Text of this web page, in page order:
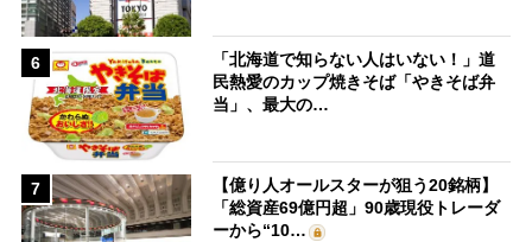
6
「北海道で知らない人はいない！」道
民熱愛のカップ焼きそば「やきそば弁
当」、最大の…
7
【億り人オールスターが狙う20銘柄】
「総資産69億円超」90歳現役トレーダ
ーから“10…